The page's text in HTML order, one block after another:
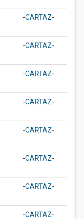
-CARTAZ-
-CARTAZ-
-CARTAZ-
-CARTAZ-
-CARTAZ-
-CARTAZ-
-CARTAZ-
-CARTAZ-